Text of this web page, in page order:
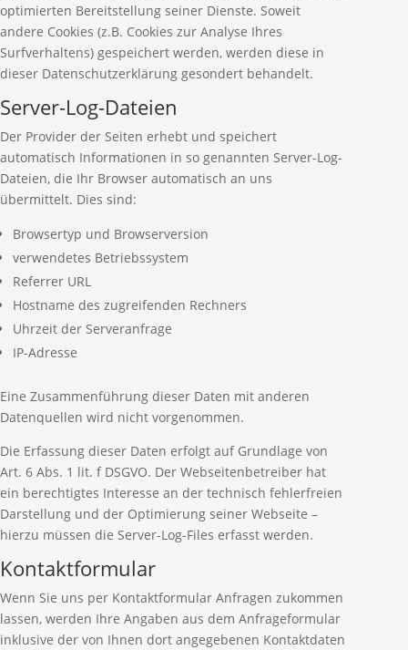
optimierten Bereitstellung seiner Dienste. Soweit
andere Cookies (z.B. Cookies zur Analyse Ihres
Surfverhaltens) gespeichert werden, werden diese in
dieser Datenschutzerklärung gesondert behandelt.
Server-Log-Dateien
Der Provider der Seiten erhebt und speichert
automatisch Informationen in so genannten Server-Log-
Dateien, die Ihr Browser automatisch an uns
übermittelt. Dies sind:
Browsertyp und Browserversion
verwendetes Betriebssystem
Referrer URL
Hostname des zugreifenden Rechners
Uhrzeit der Serveranfrage
IP-Adresse
Eine Zusammenführung dieser Daten mit anderen
Datenquellen wird nicht vorgenommen.
Die Erfassung dieser Daten erfolgt auf Grundlage von
Art. 6 Abs. 1 lit. f DSGVO. Der Webseitenbetreiber hat
ein berechtigtes Interesse an der technisch fehlerfreien
Darstellung und der Optimierung seiner Webseite –
hierzu müssen die Server-Log-Files erfasst werden.
Kontaktformular
Wenn Sie uns per Kontaktformular Anfragen zukommen
lassen, werden Ihre Angaben aus dem Anfrageformular
inklusive der von Ihnen dort angegebenen Kontaktdaten